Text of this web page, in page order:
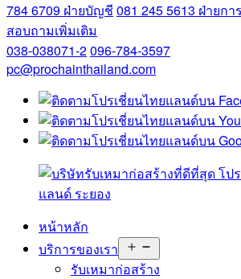
784 6709 ฝ่ายบัญชี 081 245 5613 ฝ่ายกา
สอบถามเพิ่มเติม
038-038071-2096-784-3597
pc@prochainthailand.com
หน้าหลัก
บริการของเรา
menu
รับเหมาก่อสร้าง